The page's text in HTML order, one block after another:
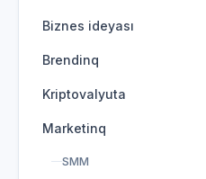
Biznes ideyası
Brendinq
Kriptovalyuta
Marketinq
SMM